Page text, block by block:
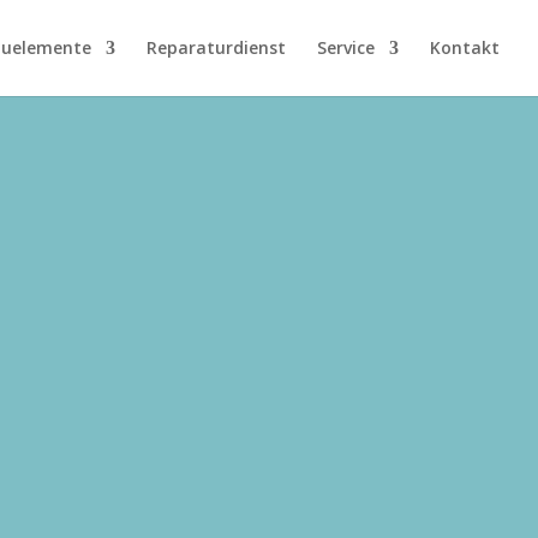
Reparaturdienst Service Kontakt